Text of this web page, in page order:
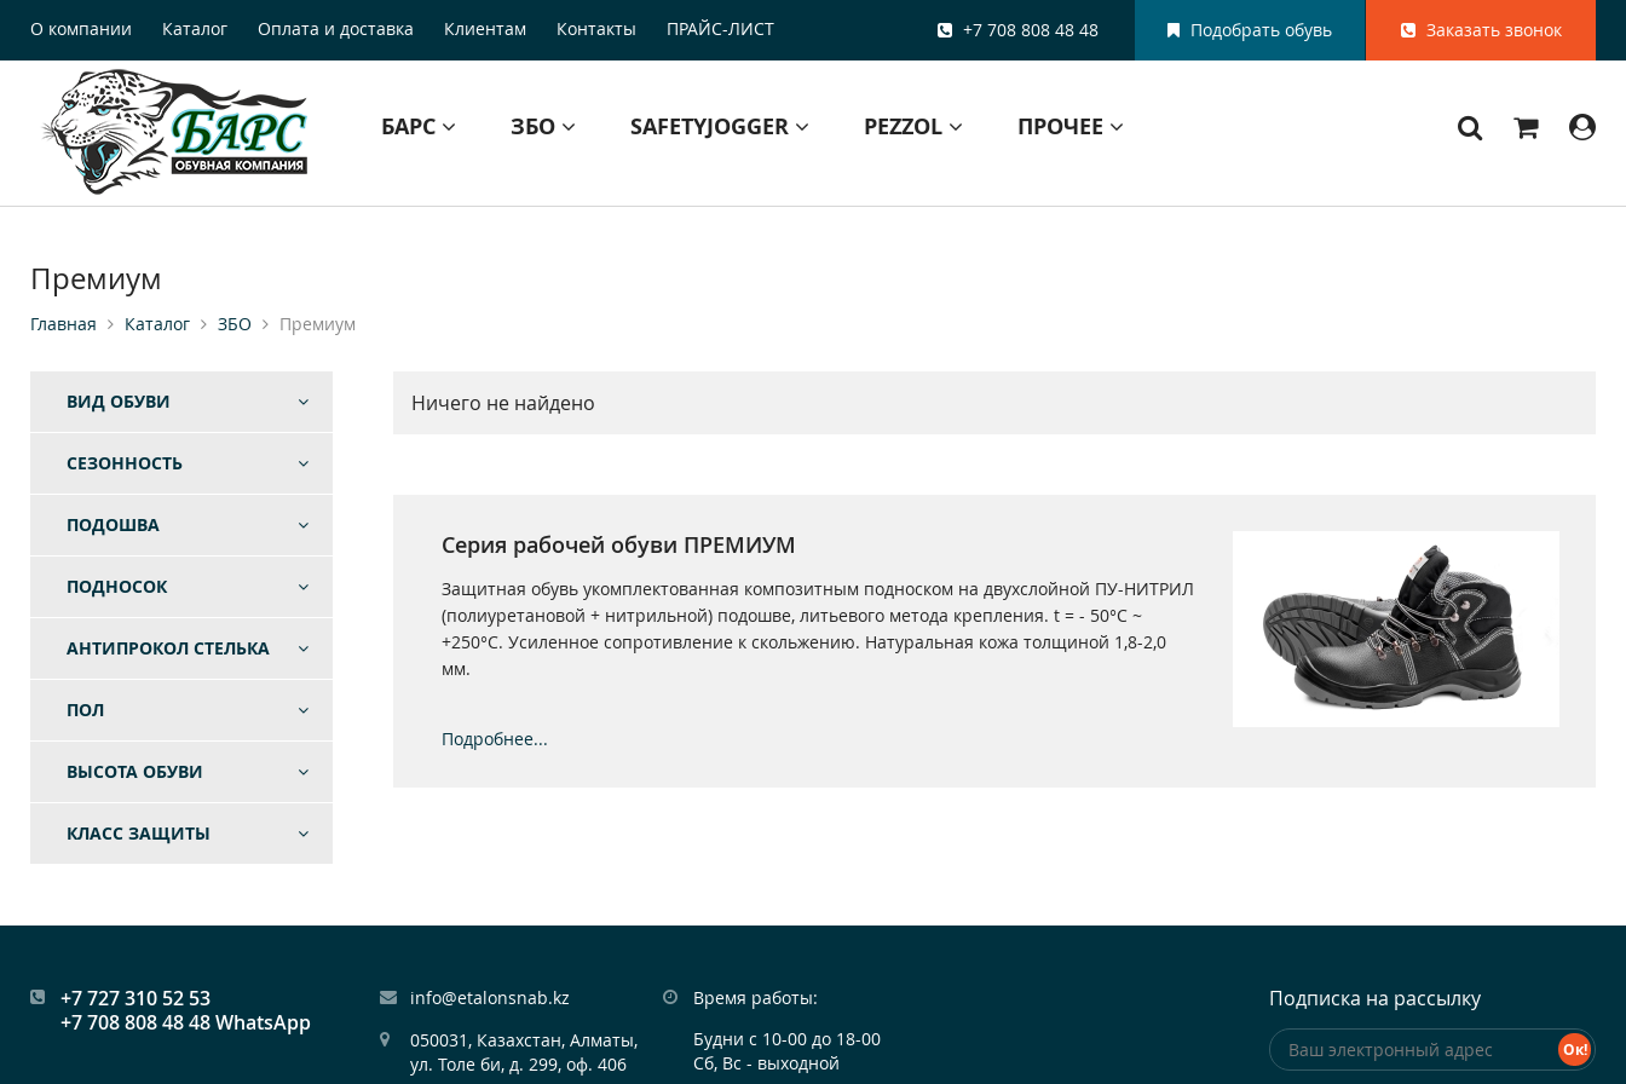
О компании Каталог Оплата и доставка Клиентам Контакты ПРАЙС-ЛИСТ Заказать звонок
Подобрать обувь
+7 708 808 48 48
БАРС ЗБО SAFETYJOGGER PEZZOL ПРОЧЕЕ
Премиум
Главная Каталог ЗБО Премиум
ВИД ОБУВИ
СЕЗОННОСТЬ
ПОДОШВА
ПОДНОСОК
АНТИПРОКОЛ СТЕЛЬКА
ПОЛ
ВЫСОТА ОБУВИ
КЛАСС ЗАЩИТЫ
Ничего не найдено
Серия рабочей обуви ПРЕМИУМ
Защитная обувь укомплектованная композитным подноском на двухслойной ПУ-НИТРИЛ
(полиуретановой + нитрильной) подошве, литьевого метода крепления. t = - 50°С ~
+250°С. Усиленное сопротивление к скольжению. Натуральная кожа толщиной 1,8-2,0
мм.
Подробнее...
+7 727 310 52 53
+7 708 808 48 48 WhatsApp
info@etalonsnab.kz
050031, Казахстан, Алматы,
ул. Толе би, д. 299, оф. 406
Время работы:
Будни с 10-00 до 18-00
Сб, Вс - выходной
Подписка на рассылку